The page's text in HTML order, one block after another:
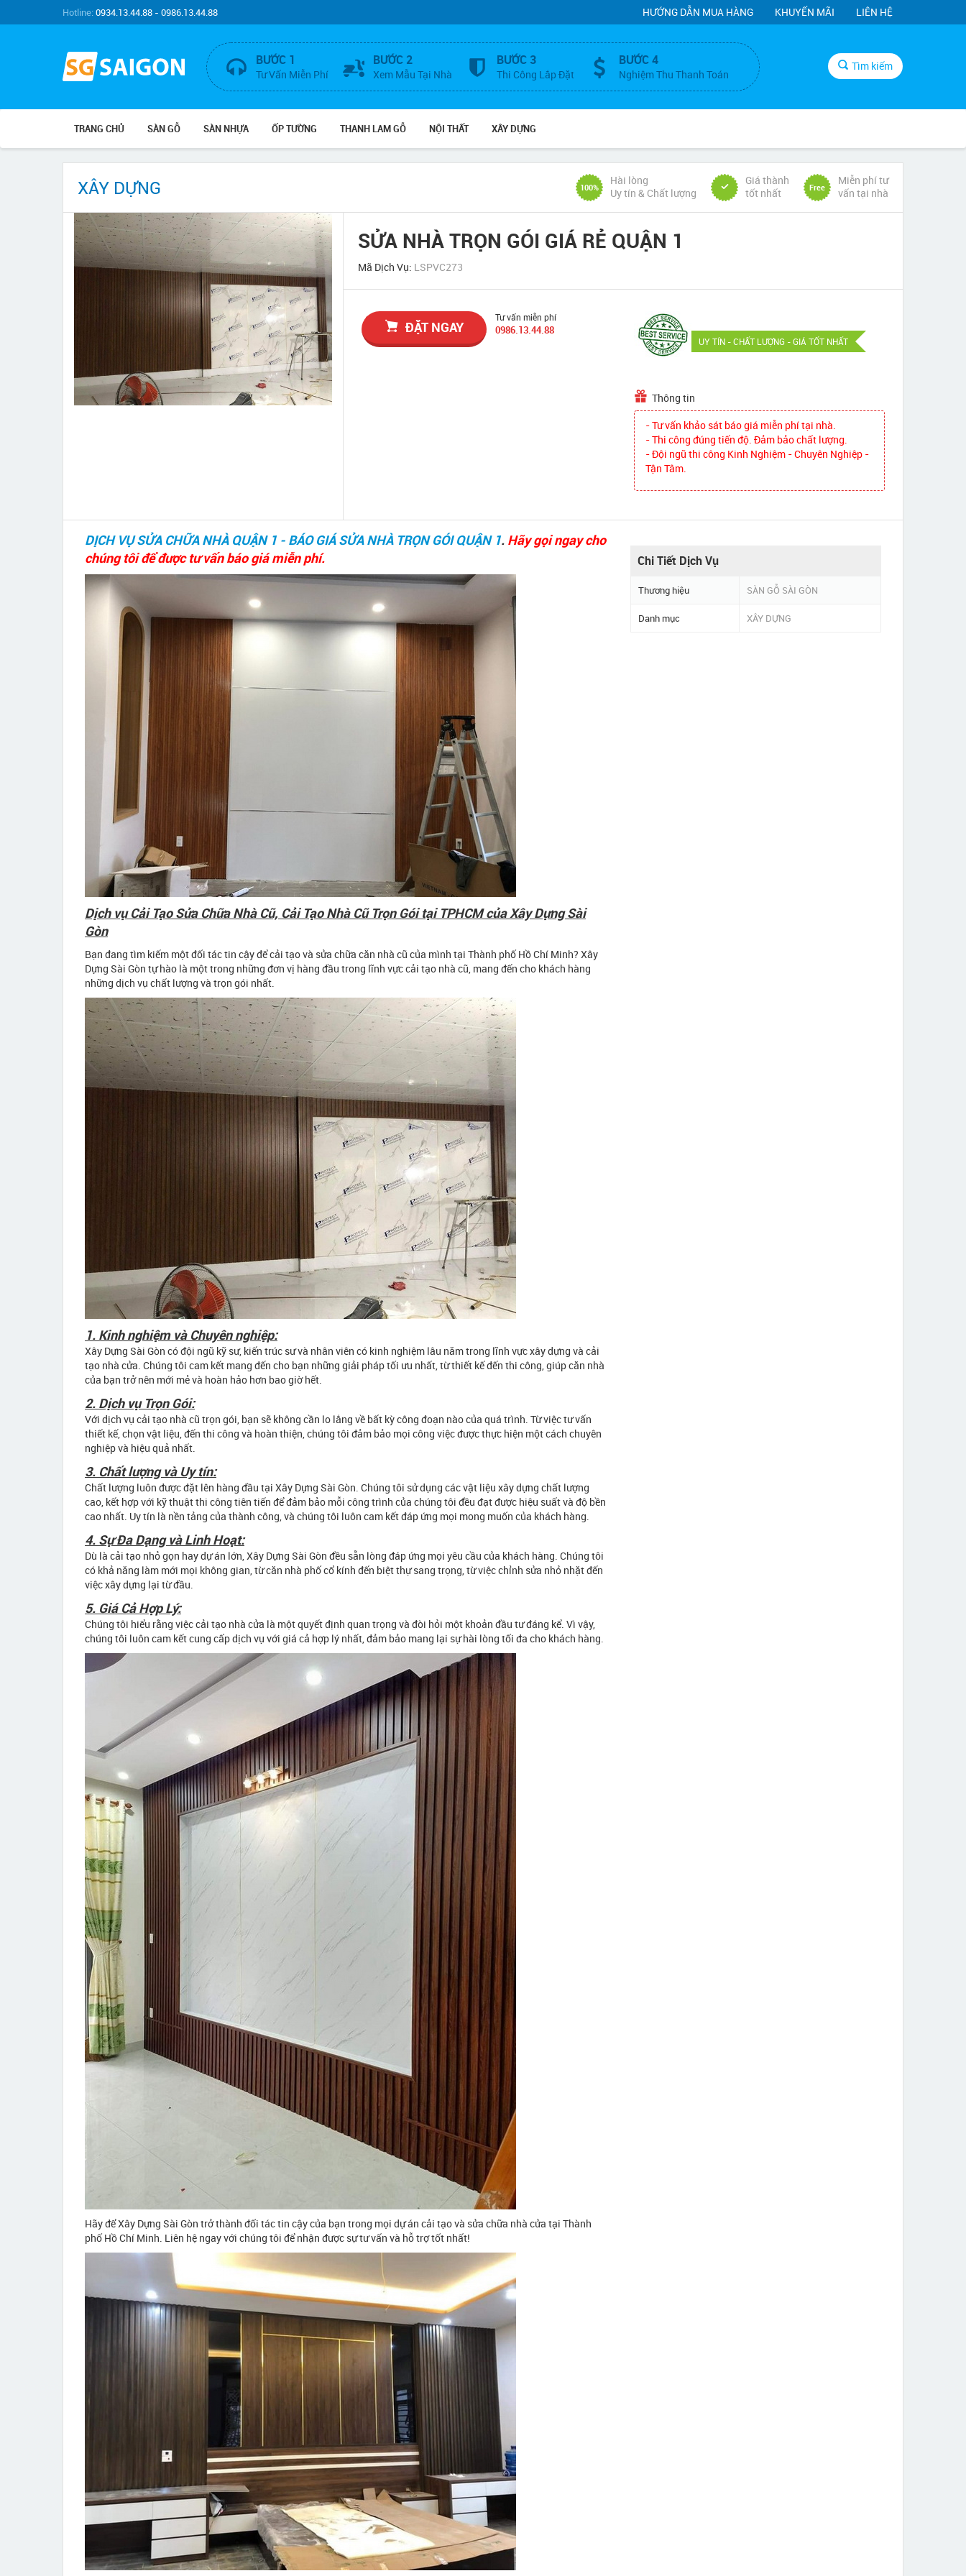
Hotline:0934.13.44.88 - 0986.13.44.88 HƯỚNG DẪN MUA HÀNG KHUYẾN MÃI LIÊN HỆ
BƯỚC 1
Tư Vấn Miễn Phí
BƯỚC 2
Xem Mẫu Tại Nhà
BƯỚC 3
Thi Công Lắp Đặt
BƯỚC 4
Nghiệm Thu Thanh Toán
Tìm kiếm
TRANG CHỦ SÀN GỖ SÀN NHỰA ỐP TƯỜNG THANH LAM GỖ NỘI THẤT XÂY DỰNG
XÂY DỰNG 100%
Hài lòng
Uy tín & Chất lượng
Giá thành
tốt nhất
Free
Miễn phí tư
vấn tại nhà
SỬA NHÀ TRỌN GÓI GIÁ RẺ QUẬN 1
Mã Dịch Vụ: LSPVC273
ĐẶT NGAY
Tư vấn miễn phí
0986.13.44.88
UY TÍN - CHẤT LƯỢNG - GIÁ TỐT NHẤT
Thông tin
- Tư vấn khảo sát báo giá miễn phí tại nhà.
- Thi công đúng tiến độ. Đảm bảo chất lượng.
- Đội ngũ thi công Kinh Nghiệm - Chuyên Nghiệp -
Tận Tâm.
DỊCH VỤ SỬA CHỮA NHÀ QUẬN 1 - BÁO GIÁ SỬA NHÀ TRỌN GÓI QUẬN 1. Hãy gọi ngay cho
chúng tôi để được tư vấn báo giá miễn phí.
Dịch vụ Cải Tạo Sửa Chữa Nhà Cũ, Cải Tạo Nhà Cũ Trọn Gói tại TPHCM của Xây Dựng Sài
Gòn
Bạn đang tìm kiếm một đối tác tin cậy để cải tạo và sửa chữa căn nhà cũ của mình tại Thành phố Hồ Chí Minh? Xây
Dựng Sài Gòn tự hào là một trong những đơn vị hàng đầu trong lĩnh vực cải tạo nhà cũ, mang đến cho khách hàng
những dịch vụ chất lượng và trọn gói nhất.
1. Kinh nghiệm và Chuyên nghiệp:
Xây Dựng Sài Gòn có đội ngũ kỹ sư, kiến trúc sư và nhân viên có kinh nghiệm lâu năm trong lĩnh vực xây dựng và cải
tạo nhà cửa. Chúng tôi cam kết mang đến cho bạn những giải pháp tối ưu nhất, từ thiết kế đến thi công, giúp căn nhà
của bạn trở nên mới mẻ và hoàn hảo hơn bao giờ hết.
2. Dịch vụ Trọn Gói:
Với dịch vụ cải tạo nhà cũ trọn gói, bạn sẽ không cần lo lắng về bất kỳ công đoạn nào của quá trình. Từ việc tư vấn
thiết kế, chọn vật liệu, đến thi công và hoàn thiện, chúng tôi đảm bảo mọi công việc được thực hiện một cách chuyên
nghiệp và hiệu quả nhất.
3. Chất lượng và Uy tín:
Chất lượng luôn được đặt lên hàng đầu tại Xây Dựng Sài Gòn. Chúng tôi sử dụng các vật liệu xây dựng chất lượng
cao, kết hợp với kỹ thuật thi công tiên tiến để đảm bảo mỗi công trình của chúng tôi đều đạt được hiệu suất và độ bền
cao nhất. Uy tín là nền tảng của thành công, và chúng tôi luôn cam kết đáp ứng mọi mong muốn của khách hàng.
4. Sự Đa Dạng và Linh Hoạt:
Dù là cải tạo nhỏ gọn hay dự án lớn, Xây Dựng Sài Gòn đều sẵn lòng đáp ứng mọi yêu cầu của khách hàng. Chúng tôi
có khả năng làm mới mọi không gian, từ căn nhà phố cổ kính đến biệt thự sang trọng, từ việc chỉnh sửa nhỏ nhặt đến
việc xây dựng lại từ đầu.
5. Giá Cả Hợp Lý:
Chúng tôi hiểu rằng việc cải tạo nhà cửa là một quyết định quan trọng và đòi hỏi một khoản đầu tư đáng kể. Vì vậy,
chúng tôi luôn cam kết cung cấp dịch vụ với giá cả hợp lý nhất, đảm bảo mang lại sự hài lòng tối đa cho khách hàng.
Hãy để Xây Dựng Sài Gòn trở thành đối tác tin cậy của bạn trong mọi dự án cải tạo và sửa chữa nhà cửa tại Thành
phố Hồ Chí Minh. Liên hệ ngay với chúng tôi để nhận được sự tư vấn và hỗ trợ tốt nhất!
Chi Tiết Dịch Vụ
Thương hiệu SÀN GỖ SÀI GÒN
Danh mục XÂY DỰNG